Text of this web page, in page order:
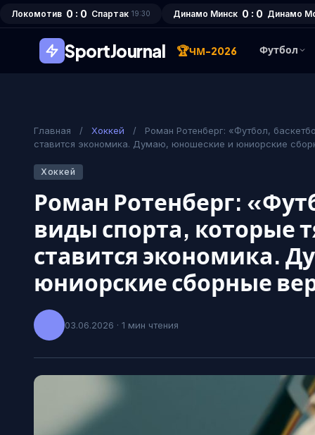
Локомотив 0 : 0 Спартак 19:30 Динамо Минск 0 : 0 Динамо
SportJournal 🏆ЧМ-2026 Футбол
Главная / Хоккей /
Роман Ротенберг: «Футбол,
ставится экономика. Думаю, юношеские и юниорские
Хоккей
Роман Ротенберг:
виды спорта, которые
ставится экономика.
юниорские сборные
03.06.2026 · 1 мин чтения